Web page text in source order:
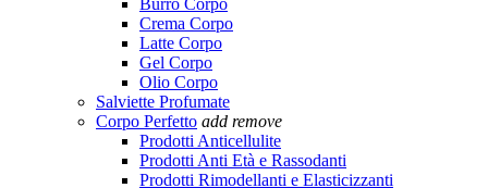
Burro Corpo
Crema Corpo
Latte Corpo
Gel Corpo
Olio Corpo
Salviette Profumate
Corpo Perfetto add remove
Prodotti Anticellulite
Prodotti Anti Età e Rassodanti
Prodotti Rimodellanti e Elasticizzanti